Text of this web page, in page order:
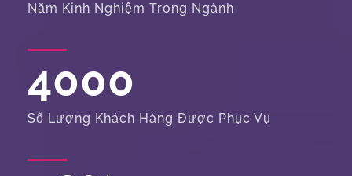
Năm Kinh Nghiệm Trong Ngành
4000
Số Lượng Khách Hàng Được Phục Vụ